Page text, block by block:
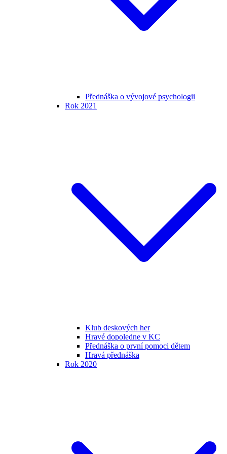
Přednáška o vývojové psychologii
Rok 2021
Klub deskových her
Hravé dopoledne v KC
Přednáška o první pomoci dětem
Hravá přednáška
Rok 2020